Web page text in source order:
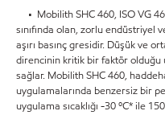
• Mobilith SHC 460, ISO VG
sınıfında olan, zorlu
aşırı basınç gresidir. Düşük ve
direncinin kritik bir faktör olduğu
sağlar. Mobilith SHC 460,
uygulamalarında benzersiz bir
uygulama sıcaklığı -30 ºC* ile